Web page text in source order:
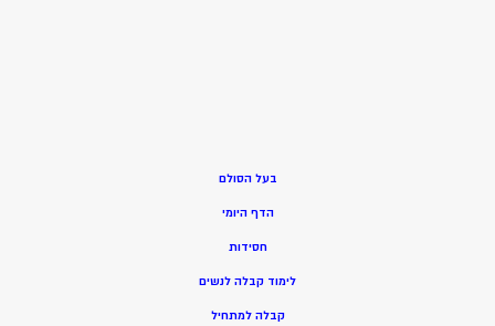
בעל הסולם
הדף היומי
חסידות
לימוד קבלה לנשים
קבלה למתחיל